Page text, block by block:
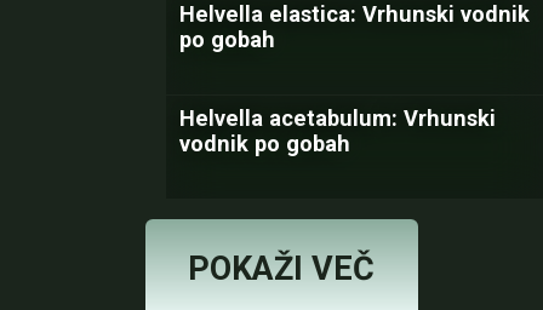
Helvella elastica: Vrhunski vodnik
po gobah
Helvella acetabulum: Vrhunski
vodnik po gobah
POKAŽI VEČ